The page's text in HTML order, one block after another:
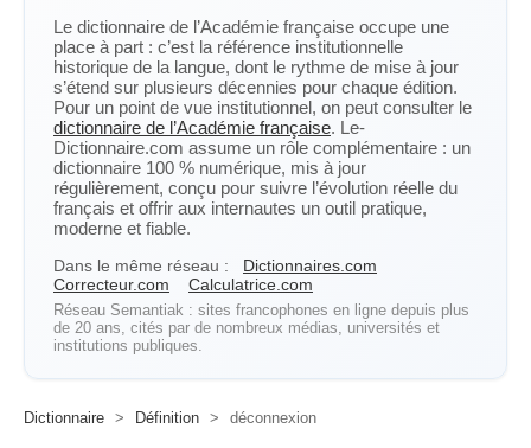
Le dictionnaire de l’Académie française occupe une
place à part : c’est la référence institutionnelle
historique de la langue, dont le rythme de mise à jour
s’étend sur plusieurs décennies pour chaque édition.
Pour un point de vue institutionnel, on peut consulter le
dictionnaire de l’Académie française. Le-
Dictionnaire.com assume un rôle complémentaire : un
dictionnaire 100 % numérique, mis à jour
régulièrement, conçu pour suivre l’évolution réelle du
français et offrir aux internautes un outil pratique,
moderne et fiable.
Dans le même réseau :
Dictionnaires.com
Correcteur.com
Calculatrice.com
Réseau Semantiak : sites francophones en ligne depuis plus
de 20 ans, cités par de nombreux médias, universités et
institutions publiques.
Dictionnaire > Définition > déconnexion